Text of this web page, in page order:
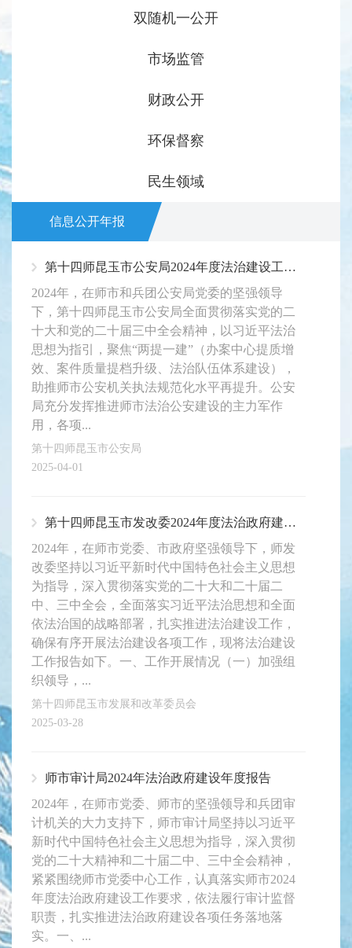
双随机一公开
市场监管
财政公开
环保督察
民生领域
信息公开年报
第十四师昆玉市公安局2024年度法治建设工作报告
2024年，在师市和兵团公安局党委的坚强领导
下，第十四师昆玉市公安局全面贯彻落实党的二
十大和党的二十届三中全会精神，以习近平法治
思想为指引，聚焦“两提一建”（办案中心提质增
效、案件质量提档升级、法治队伍体系建设），
助推师市公安机关执法规范化水平再提升。公安
局充分发挥推进师市法治公安建设的主力军作
用，各项...
第十四师昆玉市公安局
2025-04-01
第十四师昆玉市发改委2024年度法治政府建设工作报告
2024年，在师市党委、市政府坚强领导下，师发
改委坚持以习近平新时代中国特色社会主义思想
为指导，深入贯彻落实党的二十大和二十届二
中、三中全会，全面落实习近平法治思想和全面
依法治国的战略部署，扎实推进法治建设工作，
确保有序开展法治建设各项工作，现将法治建设
工作报告如下。一、工作开展情况（一）加强组
织领导，...
第十四师昆玉市发展和改革委员会
2025-03-28
师市审计局2024年法治政府建设年度报告
2024年，在师市党委、师市的坚强领导和兵团审
计机关的大力支持下，师市审计局坚持以习近平
新时代中国特色社会主义思想为指导，深入贯彻
党的二十大精神和二十届二中、三中全会精神，
紧紧围绕师市党委中心工作，认真落实师市2024
年度法治政府建设工作要求，依法履行审计监督
职责，扎实推进法治政府建设各项任务落地落
实。一、...